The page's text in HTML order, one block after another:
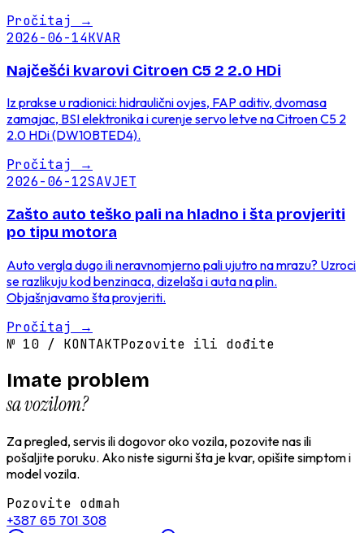
Pročitaj →
2026-06-14KVAR
Najčešći kvarovi Citroen C5 2 2.0 HDi
Iz prakse u radionici: hidraulični ovjes, FAP aditiv, dvomasa
zamajac, BSI elektronika i curenje servo letve na Citroen C5 2
2.0 HDi (DW10BTED4).
Pročitaj →
2026-06-12SAVJET
Zašto auto teško pali na hladno i šta provjeriti
po tipu motora
Auto vergla dugo ili neravnomjerno pali ujutro na mrazu? Uzroci
se razlikuju kod benzinaca, dizelaša i auta na plin.
Objašnjavamo šta provjeriti.
Pročitaj →
№ 10 / KONTAKTPozovite ili dođite
Imate problem
sa vozilom?
Za pregled, servis ili dogovor oko vozila, pozovite nas ili
pošaljite poruku. Ako niste sigurni šta je kvar, opišite simptom i
model vozila.
Pozovite odmah
+387 65 701 308